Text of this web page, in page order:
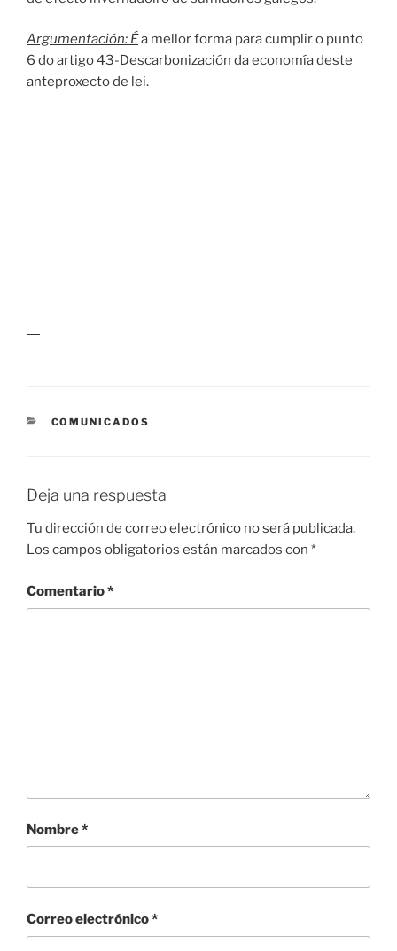
Argumentación: Éa mellor forma para cumplir o punto
6 do artigo 43-Descarbonización da economía deste
anteproxecto de lei.
CATEGORÍAS
COMUNICADOS
Deja una respuesta
Tu dirección de correo electrónico no será publicada.
Los campos obligatorios están marcados con *
Comentario*
Nombre*
Correo electrónico*